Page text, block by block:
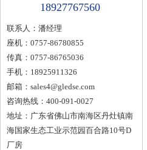
18927767560
联系人：潘经理
座机：0757-86780855
传真：0757-86765036
手机：18925911326
邮箱： sales4@gledse.com
咨询热线：400-091-0027
地址：广东省佛山市南海区丹灶镇南
海国家生态工业示范园百合路10号D
厂房